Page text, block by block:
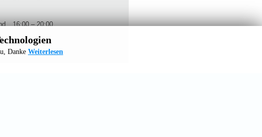
16:00 – 20:00
Danke Weiterlesen